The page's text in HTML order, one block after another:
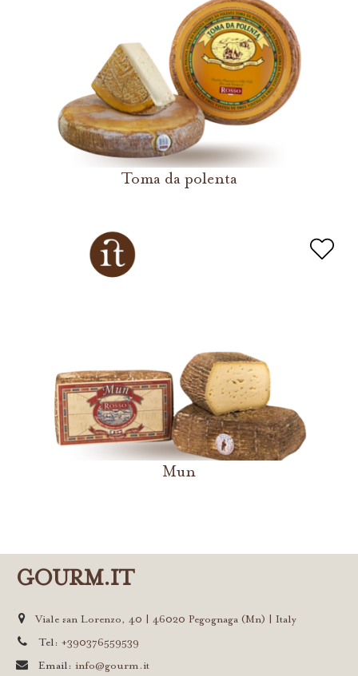
Toma da polenta
Mun
GOURM.IT
Viale san Lorenzo, 40 | 46020 Pegognaga (Mn) | Italy
Tel:+390376559539
Email:info@gourm.it